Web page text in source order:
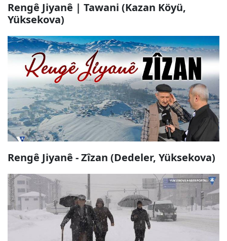
Rengê Jiyanê | Tawani (Kazan Köyü,
Yüksekova)
Rengê Jiyanê - Zîzan (Dedeler, Yüksekova)